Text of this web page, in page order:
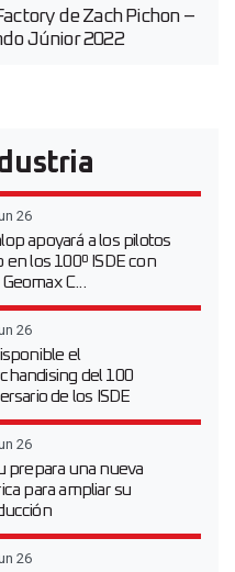
de Zach Pichon –
Júnior 2022
26
apoyará a los pilotos
en los 100º ISDE con
C...
26
el
del 100
de los ISDE
26
prepara una nueva
para ampliar su
26